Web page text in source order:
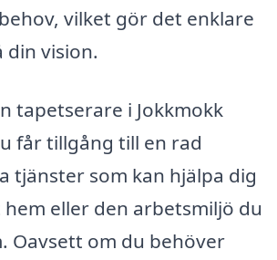
vilket gör det enklare
vision.
tapetserare i Jokkmokk
får tillgång till en rad
tjänster som kan hjälpa dig
eller den arbetsmiljö du
Oavsett om du behöver